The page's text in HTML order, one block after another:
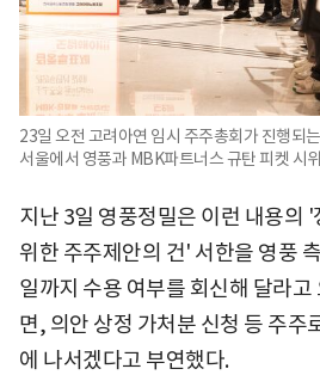
23일 오전 고려아연 임시 주주총회가 진행되
서울에서 영풍과 MBK파트너스 규탄 피켓 시
지난 3일 영풍정밀은 이런 내용의
위한 주주제안의 건' 서한을 영풍
일까지 수용 여부를 회신해 달라고
면, 의안 상정 가처분 신청 등 주주
에 나서겠다고 부연했다.